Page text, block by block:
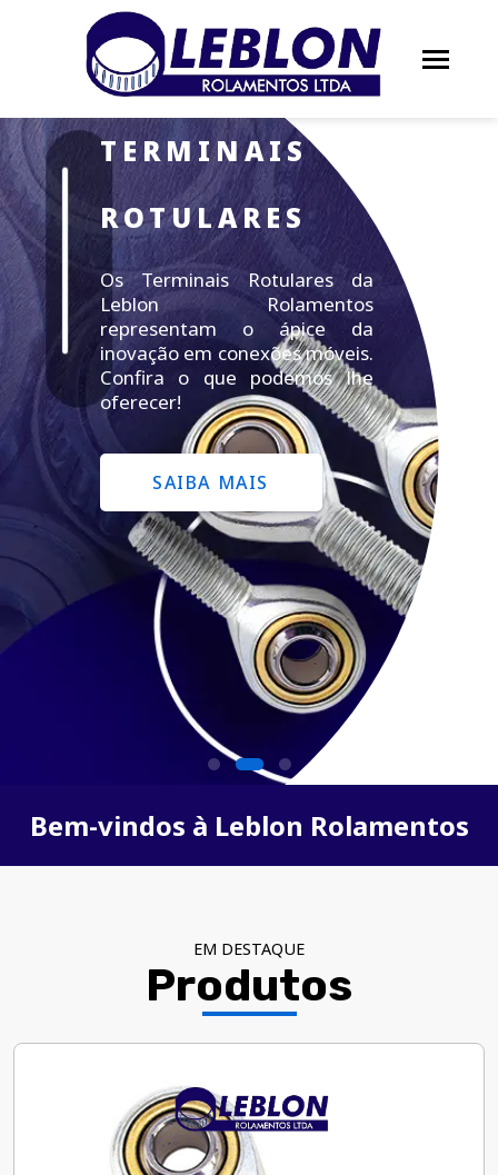
TERMINAIS
ROTULARES
Os Terminais Rotulares da
Leblon Rolamentos
representam o ápice da
inovação em conexões móveis.
Confira o que podemos lhe
oferecer!
SAIBA MAIS
Bem-vindos à Leblon Rolamentos
EM DESTAQUE
Produtos